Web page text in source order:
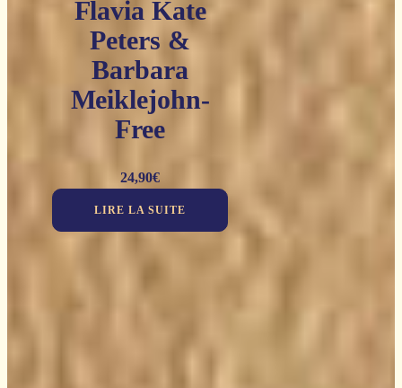
Flavia Kate
Peters &
Barbara
Meiklejohn-
Free
24,90€
LIRE LA SUITE